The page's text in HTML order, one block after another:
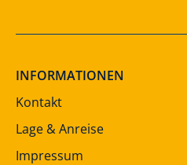
INFORMATIONEN
Kontakt
Lage & Anreise
Impressum